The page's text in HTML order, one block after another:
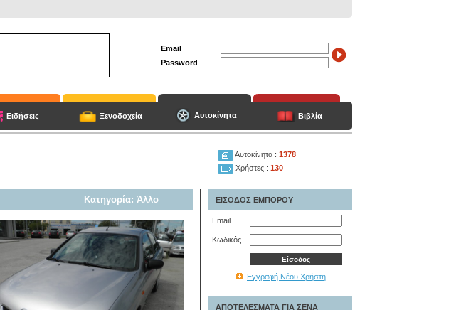
Email
Password
Ειδήσεις Ξενοδοχεία Αυτοκίνητα Βιβλία
Αυτοκίνητα : 1378
Χρήστες : 130
Κατηγορία: Άλλο ΕΙΣΟΔΟΣ ΕΜΠΟΡΟΥ
Email
Κωδικός
Εγγραφή Νέου Χρήστη
ΑΠΟΤΕΛΕΣΜΑΤΑ ΓΙΑ ΣΕΝΑ